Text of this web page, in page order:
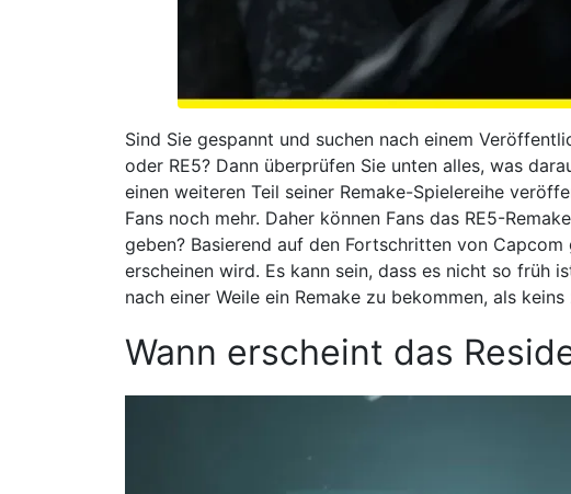
Sind Sie gespannt und suchen nach einem
oder RE5? Dann überprüfen Sie unten alles, was
einen weiteren Teil seiner Remake-Spielereihe
Fans noch mehr. Daher können Fans das RE5-
geben? Basierend auf den Fortschritten von
erscheinen wird. Es kann sein, dass es nicht so früh
nach einer Weile ein Remake zu bekommen, als keins
Wann erscheint das